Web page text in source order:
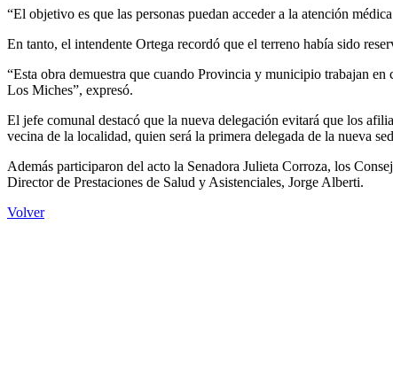
“El objetivo es que las personas puedan acceder a la atención
En tanto, el intendente Ortega recordó que el terreno había sido
“Esta obra demuestra que cuando Provincia y municipio trabajan
Los Miches”, expresó.
El jefe comunal destacó que la nueva delegación evitará que los
vecina de la localidad, quien será la primera delegada de la nueva
Además participaron del acto la Senadora Julieta Corroza, los
Director de Prestaciones de Salud y Asistenciales, Jorge Alberti.
Volver